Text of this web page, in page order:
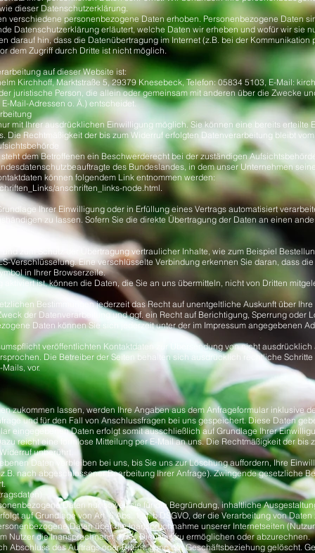
dieser Datenschutzerklärung.
verschiedene personenbezogene Daten erhoben. Personenbezogene Daten
Datenschutzerklärung erläutert, welche Daten wir erheben und wofür wir sie
darauf hin, dass die Datenübertragung im Internet (z.B. bei der
dem Zugriff durch Dritte ist nicht möglich.
auf dieser Website ist:
Kirchhoff, Marktstraße 5, 29379 Knesebeck, Telefon: 05834 5103, E-Mail:
juristische Person, die allein oder gemeinsam mit anderen über die Zwecke
Mail-Adressen o. Ä.) entscheidet.
mit Ihrer ausdrücklichen Einwilligung möglich. Sie können eine bereits erteilte
Die Rechtmäßigkeit der bis zum Widerruf erfolgten Datenverarbeitung bleibt
dem Betroffenen ein Beschwerderecht bei der zuständigen
des Bundeslandes, in dem unser Unternehmen
können folgendem Link entnommen werden:
anschriften_links-node.html.
Ihrer Einwilligung oder in Erfüllung eines Vertrags automatisiert
zu lassen. Sofern Sie die direkte Übertragung der Daten an einen
zum Schutz der Übertragung vertraulicher Inhalte, wie zum Beispiel
Verschlüsselung. Eine verschlüsselte Verbindung erkennen Sie daran, dass
in Ihrer Browserzeile.
aktiviert ist, können die Daten, die Sie an uns übermitteln, nicht von Dritten
Bestimmungen jederzeit das Recht auf unentgeltliche Auskunft über
der Datenverarbeitung und ggf. ein Recht auf Berichtigung, Sperrung oder
Daten können Sie sich jederzeit unter der im Impressum angegebenen
veröffentlichten Kontaktdaten zur Übersendung von nicht
Die Betreiber der Seiten behalten sich ausdrücklich rechtliche
vor.
zukommen lassen, werden Ihre Angaben aus dem Anfrageformular inklusive
und für den Fall von Anschlussfragen bei uns gespeichert. Diese Daten
eingegebenen Daten erfolgt somit ausschließlich auf Grundlage Ihrer
reicht eine formlose Mitteilung per E-Mail an uns. Die Rechtmäßigkeit der bis
unberührt.
Daten verbleiben bei uns, bis Sie uns zur Löschung auffordern, Ihre
nach abgeschlossener Bearbeitung Ihrer Anfrage). Zwingende gesetzliche
Daten nur, soweit sie für die Begründung, inhaltliche
auf Grundlage von Art. 6 Abs. 1 lit. b DSGVO, der die Verarbeitung von
Daten über die Inanspruchnahme unserer Internetseiten
Nutzer die Inanspruchnahme des Dienstes zu ermöglichen oder abzurechnen.
Abschluss des Auftrags oder Beendigung der Geschäftsbeziehung gelöscht.